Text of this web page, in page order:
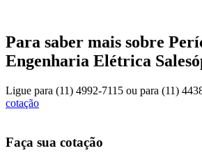
Para saber mais sobre
Engenharia Elétrica
Ligue para (11) 4992-7115 ou para (11)
cotação
Faça sua cotação